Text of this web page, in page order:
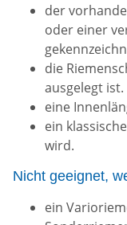
der
oder einer
die
ausgelegt ist.
eine
ein
wird.
Nicht geeignet,
ein